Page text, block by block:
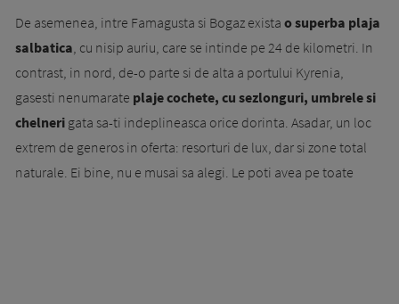
De asemenea, intre Famagusta si Bogaz exista o superba plaja
salbatica , cu nisip auriu, care se intinde pe 24 de kilometri. In
contrast, in nord, de-o parte si de alta a portului Kyrenia,
gasesti nenumarate plaje cochete, cu sezlonguri, um­bre­le si
chelneri gata sa-ti inde­plineasca orice dorinta. Asadar, un loc
extrem de generos in oferta: resorturi de lux, dar si zone total
naturale. Ei bine, nu e musai sa alegi. Le poti avea pe toate